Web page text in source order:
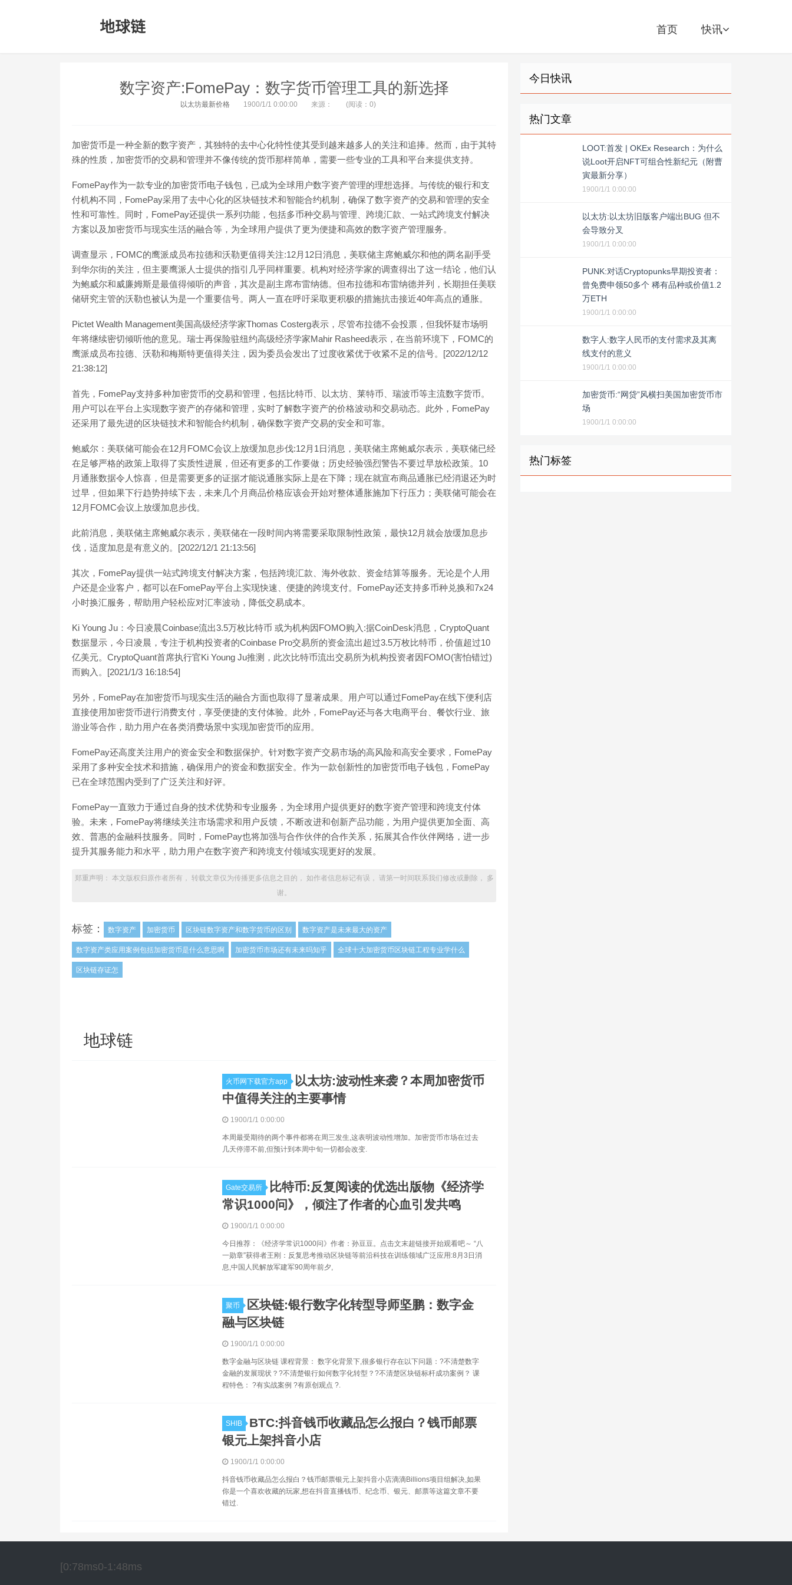
首页 快讯
数字资产:FomePay：数字货币管理工具的新选择
以太坊最新价格 1900/1/1 0:00:00 来源： (阅读：0)
加密货币是一种全新的数字资产，其独特的去中心化特性使其受到越来越多人的关注和追捧。然而，由于其特
殊的性质，加密货币的交易和管理并不像传统的货币那样简单，需要一些专业的工具和平台来提供支持。
FomePay作为一款专业的加密货币电子钱包，已成为全球用户数字资产管理的理想选择。与传统的银行和支
付机构不同，FomePay采用了去中心化的区块链技术和智能合约机制，确保了数字资产的交易和管理的安全
性和可靠性。同时，FomePay还提供一系列功能，包括多币种交易与管理、跨境汇款、一站式跨境支付解决
方案以及加密货币与现实生活的融合等，为全球用户提供了更为便捷和高效的数字资产管理服务。
调查显示，FOMC的鹰派成员布拉德和沃勒更值得关注:12月12日消息，美联储主席鲍威尔和他的两名副手受
到华尔街的关注，但主要鹰派人士提供的指引几乎同样重要。机构对经济学家的调查得出了这一结论，他们认
为鲍威尔和威廉姆斯是最值得倾听的声音，其次是副主席布雷纳德。但布拉德和布雷纳德并列，长期担任美联
储研究主管的沃勒也被认为是一个重要信号。两人一直在呼吁采取更积极的措施抗击接近40年高点的通胀。
Pictet Wealth Management美国高级经济学家Thomas Costerg表示，尽管布拉德不会投票，但我怀疑市场明
年将继续密切倾听他的意见。瑞士再保险驻纽约高级经济学家Mahir Rasheed表示，在当前环境下，FOMC的
鹰派成员布拉德、沃勒和梅斯特更值得关注，因为委员会发出了过度收紧优于收紧不足的信号。[2022/12/12
21:38:12]
首先，FomePay支持多种加密货币的交易和管理，包括比特币、以太坊、莱特币、瑞波币等主流数字货币。
用户可以在平台上实现数字资产的存储和管理，实时了解数字资产的价格波动和交易动态。此外，FomePay
还采用了最先进的区块链技术和智能合约机制，确保数字资产交易的安全和可靠。
鲍威尔：美联储可能会在12月FOMC会议上放缓加息步伐:12月1日消息，美联储主席鲍威尔表示，美联储已经
在足够严格的政策上取得了实质性进展，但还有更多的工作要做；历史经验强烈警告不要过早放松政策。10
月通胀数据令人惊喜，但是需要更多的证据才能说通胀实际上是在下降；现在就宣布商品通胀已经消退还为时
过早，但如果下行趋势持续下去，未来几个月商品价格应该会开始对整体通胀施加下行压力；美联储可能会在
12月FOMC会议上放缓加息步伐。
此前消息，美联储主席鲍威尔表示，美联储在一段时间内将需要采取限制性政策，最快12月就会放缓加息步
伐，适度加息是有意义的。[2022/12/1 21:13:56]
其次，FomePay提供一站式跨境支付解决方案，包括跨境汇款、海外收款、资金结算等服务。无论是个人用
户还是企业客户，都可以在FomePay平台上实现快速、便捷的跨境支付。FomePay还支持多币种兑换和7x24
小时换汇服务，帮助用户轻松应对汇率波动，降低交易成本。
Ki Young Ju：今日凌晨Coinbase流出3.5万枚比特币 或为机构因FOMO购入:据CoinDesk消息，CryptoQuant
数据显示，今日凌晨，专注于机构投资者的Coinbase Pro交易所的资金流出超过3.5万枚比特币，价值超过10
亿美元。CryptoQuant首席执行官Ki Young Ju推测，此次比特币流出交易所为机构投资者因FOMO(害怕错过)
而购入。[2021/1/3 16:18:54]
另外，FomePay在加密货币与现实生活的融合方面也取得了显著成果。用户可以通过FomePay在线下便利店
直接使用加密货币进行消费支付，享受便捷的支付体验。此外，FomePay还与各大电商平台、餐饮行业、旅
游业等合作，助力用户在各类消费场景中实现加密货币的应用。
FomePay还高度关注用户的资金安全和数据保护。针对数字资产交易市场的高风险和高安全要求，FomePay
采用了多种安全技术和措施，确保用户的资金和数据安全。作为一款创新性的加密货币电子钱包，FomePay
已在全球范围内受到了广泛关注和好评。
FomePay一直致力于通过自身的技术优势和专业服务，为全球用户提供更好的数字资产管理和跨境支付体
验。未来，FomePay将继续关注市场需求和用户反馈，不断改进和创新产品功能，为用户提供更加全面、高
效、普惠的金融科技服务。同时，FomePay也将加强与合作伙伴的合作关系，拓展其合作伙伴网络，进一步
提升其服务能力和水平，助力用户在数字资产和跨境支付领域实现更好的发展。
郑重声明： 本文版权归原作者所有， 转载文章仅为传播更多信息之目的， 如作者信息标记有误， 请第一时间联系我们修改或删除， 多
谢。
标签： 数字资产 加密货币 区块链数字资产和数字货币的区别 数字资产是未来最大的资产
数字资产类应用案例包括加密货币是什么意思啊 加密货币市场还有未来吗知乎 全球十大加密货币区块链工程专业学什么
区块链存证怎
地球链
火币网下载官方app
以太坊:波动性来袭？本周加密货币
中值得关注的主要事情
1900/1/1 0:00:00
本周最受期待的两个事件都将在周三发生,这表明波动性增加。加密货币市场在过去
几天停滞不前,但预计到本周中旬一切都会改变.
Gate交易所
比特币:反复阅读的优选出版物《经济学
常识1000问》，倾注了作者的心血引发共鸣
1900/1/1 0:00:00
今日推荐：《经济学常识1000问》作者：孙豆豆。点击文末超链接开始观看吧～ “八
一勋章”获得者王刚：反复思考推动区块链等前沿科技在训练领域广泛应用:8月3日消
息,中国人民解放军建军90周年前夕,
聚币
区块链:银行数字化转型导师坚鹏：数字金
融与区块链
1900/1/1 0:00:00
数字金融与区块链 课程背景： 数字化背景下,很多银行存在以下问题：?不清楚数字
金融的发展现状？?不清楚银行如何数字化转型？?不清楚区块链标杆成功案例？ 课
程特色： ?有实战案例 ?有原创观点 ?.
SHIB
BTC:抖音钱币收藏品怎么报白？钱币邮票
银元上架抖音小店
1900/1/1 0:00:00
抖音钱币收藏品怎么报白？钱币邮票银元上架抖音小店滴滴Billions项目组解决,如果
你是一个喜欢收藏的玩家,想在抖音直播钱币、纪念币、银元、邮票等这篇文章不要
错过.
今日快讯
热门文章
LOOT:首发 | OKEx Research：为什么
说Loot开启NFT可组合性新纪元（附曹
寅最新分享）
1900/1/1 0:00:00
以太坊:以太坊旧版客户端出BUG 但不
会导致分叉
1900/1/1 0:00:00
PUNK:对话Cryptopunks早期投资者：
曾免费申领50多个 稀有品种或价值1.2
万ETH
1900/1/1 0:00:00
数字人:数字人民币的支付需求及其离
线支付的意义
1900/1/1 0:00:00
加密货币:“网贷”风横扫美国加密货币市
场
1900/1/1 0:00:00
热门标签
[0:78ms0-1:48ms